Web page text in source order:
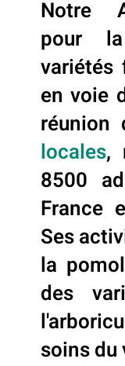
Notre
pour
variétés
en voie
réunion
locales,
8500
France
Ses
la
des
soins du